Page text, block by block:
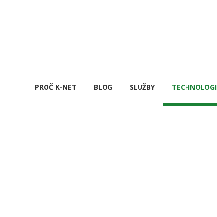
PROČ K-NET BLOG SLUŽBY